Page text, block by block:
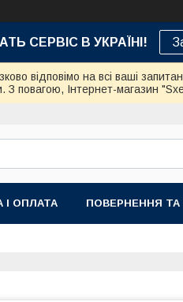
СЕРВІС В УКРАЇНІ!
відповімо на всі ваші
повагою, Інтернет-магазин
І ОПЛАТА ПОВЕРНЕННЯ ТА